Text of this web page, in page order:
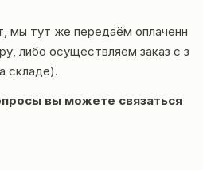
мы тут же передаём оплаченн
либо осуществляем заказ с з
складе).
вы можете связаться